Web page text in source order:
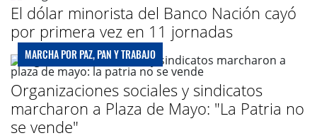
El dólar minorista del Banco Nación cayó
por primera vez en 11 jornadas
MARCHA POR PAZ, PAN Y TRABAJO
Organizaciones sociales y sindicatos
marcharon a Plaza de Mayo: "La Patria no
se vende"